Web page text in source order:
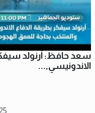
سعد حافظ: أرنولد
الاندونيسي,...